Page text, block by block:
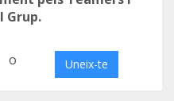
Grup.
o Uneix-te